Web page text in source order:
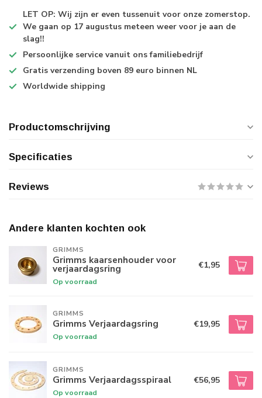
LET OP: Wij zijn er even tussenuit voor onze zomerstop.
We gaan op 17 augustus meteen weer voor je aan de
slag!!
Persoonlijke service vanuit ons familiebedrijf
Gratis verzending boven 89 euro binnen NL
Worldwide shipping
Productomschrijving
Specificaties
Reviews
Andere klanten kochten ook
GRIMMS
Grimms kaarsenhouder voor
verjaardagsring
Op voorraad
€1,95
GRIMMS
Grimms Verjaardagsring
Op voorraad
€19,95
GRIMMS
Grimms Verjaardagsspiraal
Op voorraad
€56,95